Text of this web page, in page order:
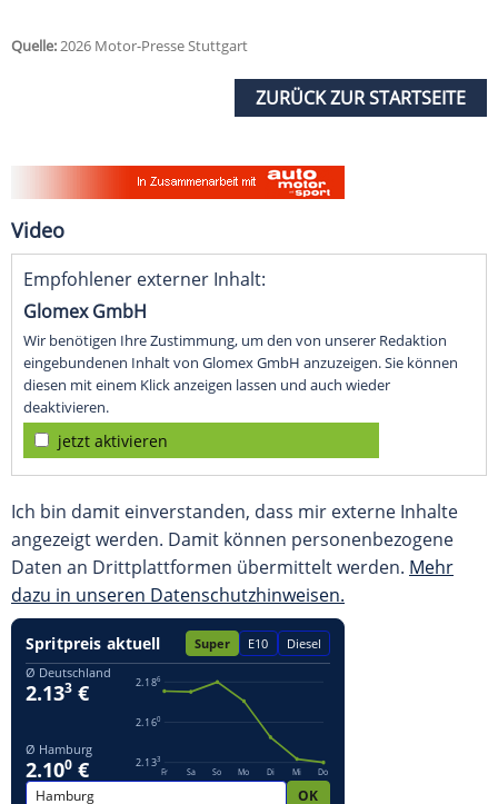
Quelle:2026 Motor-Presse Stuttgart
ZURÜCK ZUR STARTSEITE
Video
Empfohlener externer Inhalt:
Glomex GmbH
Wir benötigen Ihre Zustimmung, um den von unserer Redaktion
eingebundenen Inhalt von Glomex GmbH anzuzeigen. Sie können
diesen mit einem Klick anzeigen lassen und auch wieder
deaktivieren.
jetzt aktivieren
Ich bin damit einverstanden, dass mir externe Inhalte
angezeigt werden. Damit können personenbezogene
Daten an Drittplattformen übermittelt werden. Mehr
dazu in unseren Datenschutzhinweisen.